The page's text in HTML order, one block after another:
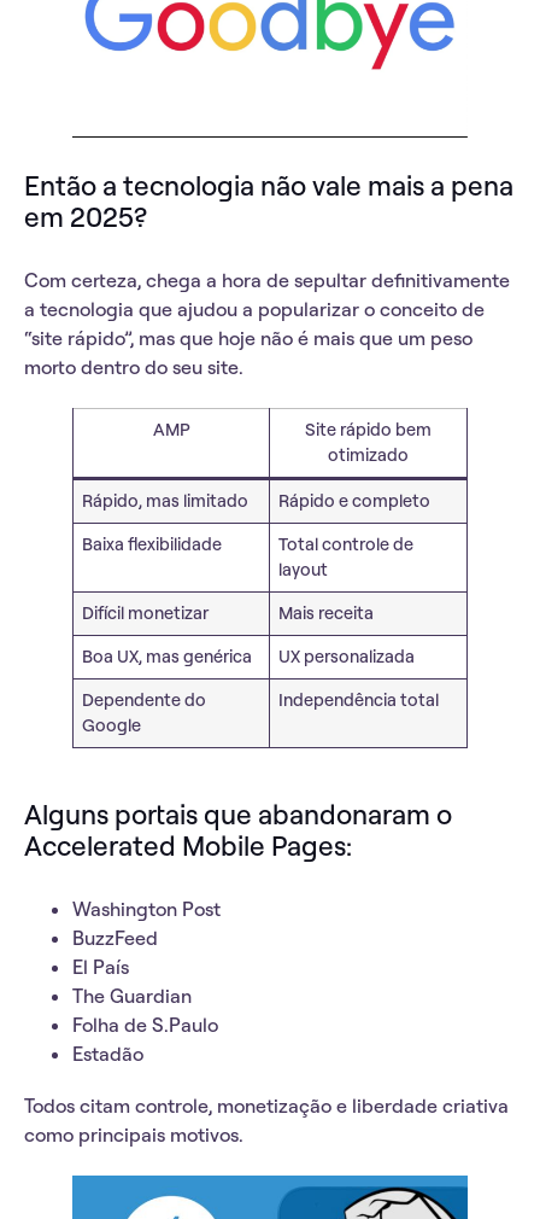
Então a tecnologia não vale mais a pena
em 2025?
Com certeza, chega a hora de sepultar definitivamente
a tecnologia que ajudou a popularizar o conceito de
“site rápido”, mas que hoje não é mais que um peso
morto dentro do seu site.
AMP
Site rápido bem
otimizado
Rápido, mas limitado
Rápido e completo
Baixa flexibilidade
Total controle de
layout
Difícil monetizar
Mais receita
Boa UX, mas genérica
UX personalizada
Dependente do
Google
Independência total
Alguns portais que abandonaram o
Accelerated Mobile Pages:
Washington Post
BuzzFeed
El País
The Guardian
Folha de S.Paulo
Estadão
Todos citam controle, monetização e liberdade criativa
como principais motivos.